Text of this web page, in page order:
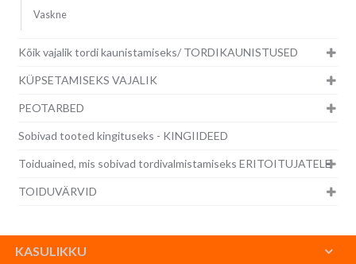
Vaskne
Kõik vajalik tordi kaunistamiseks/ TORDIKAUNISTUSED
KÜPSETAMISEKS VAJALIK
PEOTARBED
Sobivad tooted kingituseks - KINGIIDEED
Toiduained, mis sobivad tordivalmistamiseks ERITOITUJATELE
TOIDUVÄRVID
KASULIKKU